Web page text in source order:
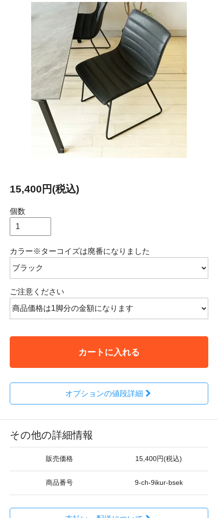
15,400円(税込)
個数
カラー※ターコイズは廃番になりました
ご注意ください
カートに入れる
オプションの値段詳細
その他の詳細情報
販売価格 15,400円(税込)
商品番号 9-ch-9ikur-bsek